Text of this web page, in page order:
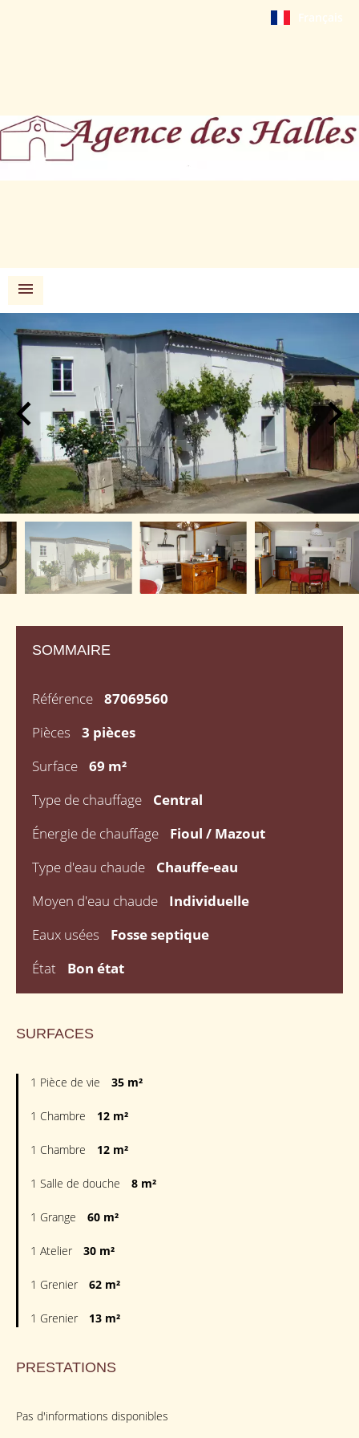
Français
SOMMAIRE
Référence
87069560
Pièces
3 pièces
Surface
69 m²
Type de chauffage
Central
Énergie de chauffage
Fioul / Mazout
Type d'eau chaude
Chauffe-eau
Moyen d'eau chaude
Individuelle
Eaux usées
Fosse septique
État
Bon état
SURFACES
1 Pièce de vie 35 m²
1 Chambre 12 m²
1 Chambre 12 m²
1 Salle de douche 8 m²
1 Grange 60 m²
1 Atelier 30 m²
1 Grenier 62 m²
1 Grenier 13 m²
PRESTATIONS
Pas d'informations disponibles